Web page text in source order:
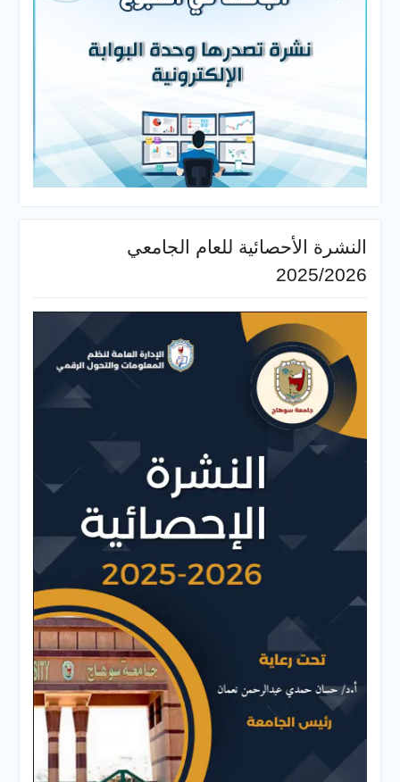
النشرة الأحصائية للعام الجامعي
2025/2026